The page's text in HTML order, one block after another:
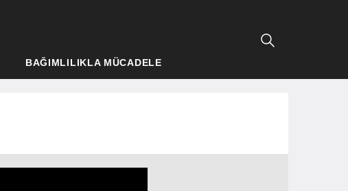
BAĞIMLILIKLA MÜCADELE